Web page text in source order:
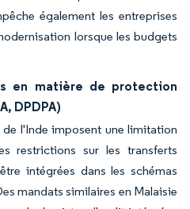
également les entreprises
lorsque les budgets
en matière de protection
DPDPA)
l'Inde imposent une limitation
restrictions sur les transferts
intégrées dans les schémas
mandats similaires en Malaisie